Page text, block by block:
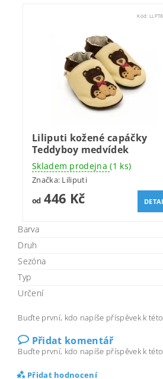
Kód:
Liliputi kožené capáčky
Teddyboy medvídek
Skladem prodejna(1 ks)
Značka: Liliputi
od446 Kč
Barva
Druh
Sezóna
Typ
Určení
Buďte první, kdo napíše příspěvek k
Přidat komentář
Buďte první, kdo napíše příspěvek k
Přidat hodnocení